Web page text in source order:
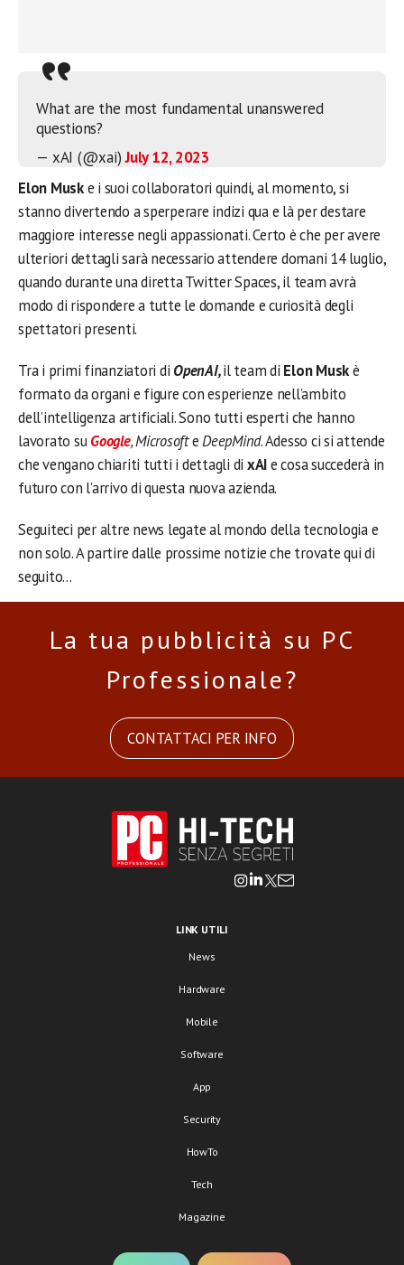
What are the most fundamental unanswered
questions?
— xAI (@xai)July 12, 2023
Elon Muske i suoi collaboratori quindi, al momento, si
stanno divertendo a sperperare indizi qua e là per destare
maggiore interesse negli appassionati. Certo è che per avere
ulteriori dettagli sarà necessario attendere domani 14 luglio,
quando durante una diretta Twitter Spaces, il team avrà
modo di rispondere a tutte le domande e curiosità degli
spettatori presenti.
Tra i primi finanziatori di OpenAI,il team di Elon Muskè
formato da organi e figure con esperienze nell’ambito
dell’intelligenza artificiali. Sono tutti esperti che hanno
lavorato suGoogle, MicrosofteDeepMind. Adesso ci si attende
che vengano chiariti tutti i dettagli di xAIe cosa succederà in
futuro con l’arrivo di questa nuova azienda.
Seguiteci per altre news legate al mondo della tecnologia e
non solo. A partire dalle prossime notizie che trovate qui di
seguito…
La tua pubblicità su PC
Professionale?
CONTATTACI PER INFO
LINK UTILI
News
Hardware
Mobile
Software
App
Security
HowTo
Tech
Magazine